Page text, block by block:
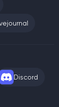
Discord